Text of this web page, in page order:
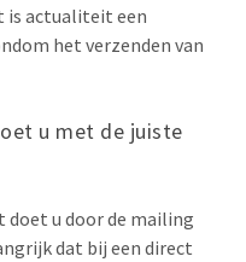
is actualiteit een
het verzenden van
u met de juiste
doet u door de mailing
dat bij een direct